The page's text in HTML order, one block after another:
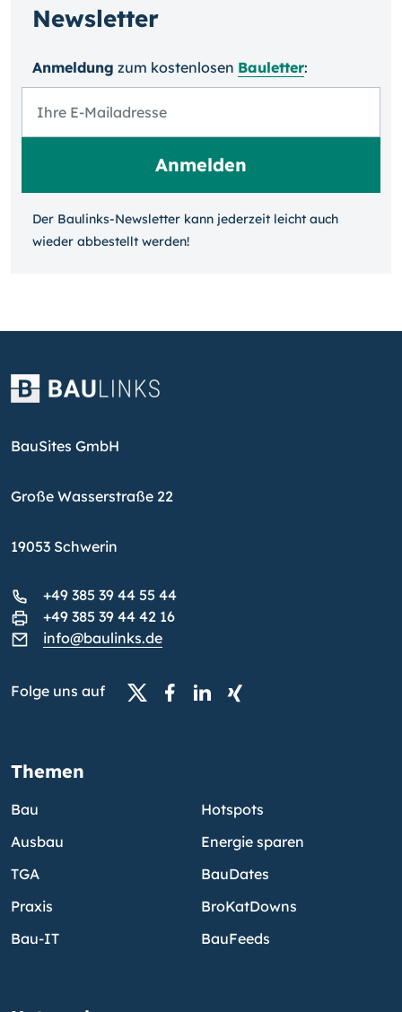
Newsletter
Anmeldung zum kosten­losen Bauletter:
Der Baulinks-Newsletter kann jeder­zeit leicht auch
wieder ab­bestellt werden!
BauSites GmbH
Große Wasserstraße 22
19053 Schwerin
+49 385 39 44 55 44
+49 385 39 44 42 16
info@baulinks.de
Folge uns auf
Themen
Bau
Ausbau
TGA
Praxis
Bau-IT
Hotspots
Energie sparen
BauDates
BroKatDowns
BauFeeds